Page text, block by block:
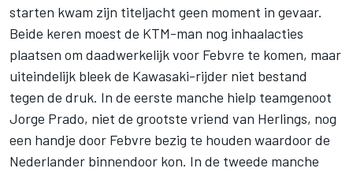
starten kwam zijn titeljacht geen moment in gevaar.
Beide keren moest de KTM-man nog inhaalacties
plaatsen om daadwerkelijk voor Febvre te komen, maar
uiteindelijk bleek de Kawasaki-rijder niet bestand
tegen de druk. In de eerste manche hielp teamgenoot
Jorge Prado, niet de grootste vriend van Herlings, nog
een handje door Febvre bezig te houden waardoor de
Nederlander binnendoor kon. In de tweede manche